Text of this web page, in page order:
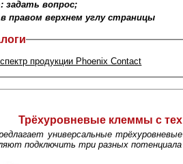
задать вопрос;
правом верхнем углу страницы
продукции Phoenix Contact
Трёхуровневые клеммы с
универсальные
подключить три разных